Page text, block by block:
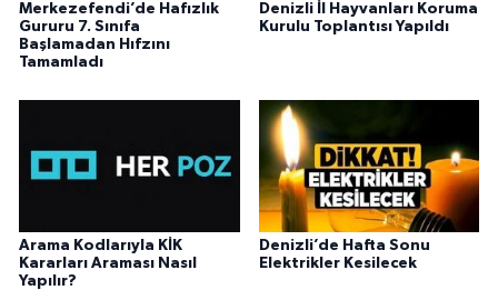
Merkezefendi’de Hafızlık
Gururu 7. Sınıfa
Başlamadan Hıfzını
Tamamladı
Denizli İl Hayvanları Koruma
Kurulu Toplantısı Yapıldı
Arama Kodlarıyla KİK
Kararları Araması Nasıl
Yapılır?
Denizli’de Hafta Sonu
Elektrikler Kesilecek